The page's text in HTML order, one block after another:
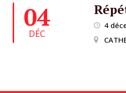
04
DÉC
4